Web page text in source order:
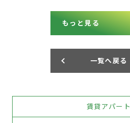
もっと見る
一覧へ戻る
賃貸アパート